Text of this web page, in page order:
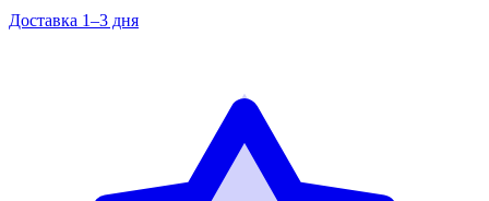
Доставка 1–3 дня